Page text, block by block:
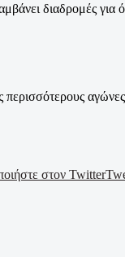
διαδρομές για
περισσότερους
στον Twitter